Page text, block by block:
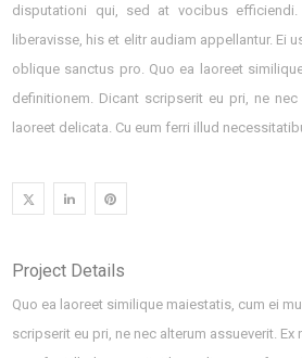
disputationi qui, sed at vocibus
liberavisse, his et elitr audiam appellantur. Ei
oblique sanctus pro. Quo ea laoreet
definitionem. Dicant scripserit eu pri, ne nec
laoreet delicata. Cu eum ferri illud
Project Details
Quo ea laoreet similique maiestatis, cum ei
scripserit eu pri, ne nec alterum assueverit. Ex